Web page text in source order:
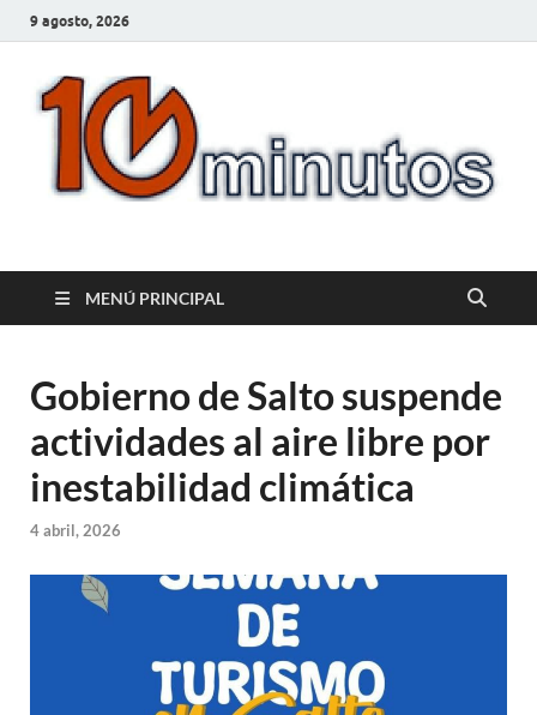
9 agosto, 2026
10minutos.com.uy
MENÚ PRINCIPAL
Gobierno de Salto suspende
actividades al aire libre por
inestabilidad climática
4 abril, 2026